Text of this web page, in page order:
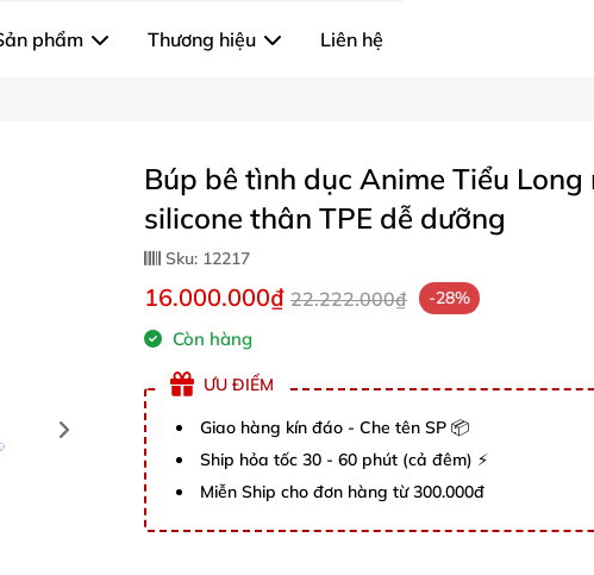
phẩm Thương hiệu Liên hệ
Búp bê tình dục Anime Tiểu Long
silicone thân TPE dễ dưỡng
Sku: 12217
16.000.000₫ 22.222.000₫ -28%
Còn hàng
ƯU ĐIỂM
Giao hàng kín đáo - Che tên SP 📦
Ship hỏa tốc 30 - 60 phút (cả đêm) ⚡
Miễn Ship cho đơn hàng từ 300.000đ